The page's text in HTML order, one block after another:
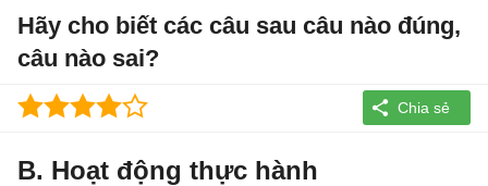
Hãy cho biết các câu sau câu nào đúng,
câu nào sai?
B. Hoạt động thực hành